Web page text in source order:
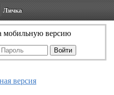
Личка
мобильную версию
версия